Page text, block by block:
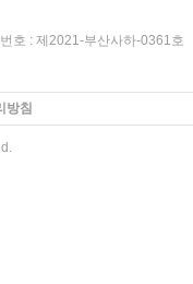
호 : 제2021-부산사하-0361호
방침